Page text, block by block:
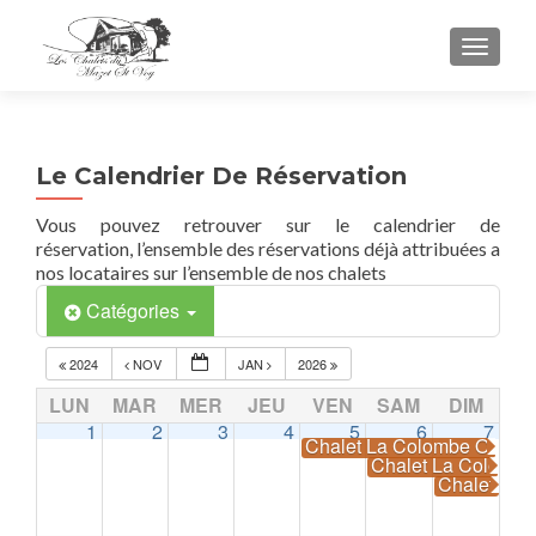
Le Calendrier De Réservation
Vous pouvez retrouver sur le calendrier de
réservation, l’ensemble des réservations déjà attribuées a
nos locataires sur l’ensemble de nos chalets
Catégories
2024 NOV JAN 2026
LUN MAR MER JEU VEN SAM
DIM
1
2 3 4 5
Chalet La Colombe
6
Chalet La
7
Chalet La